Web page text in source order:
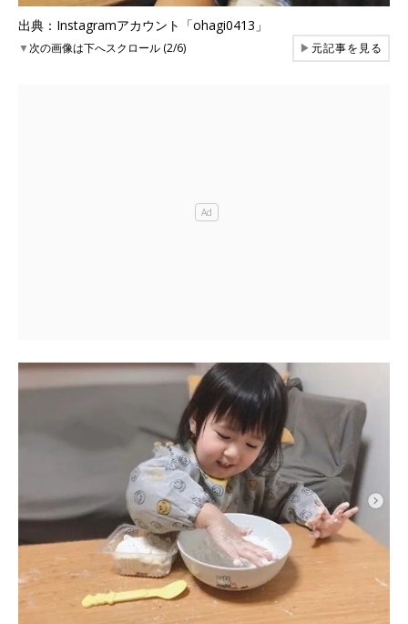
出典：Instagramアカウント「ohagi0413」
▼次の画像は下へスクロール (2/6) ▶元記事を見る